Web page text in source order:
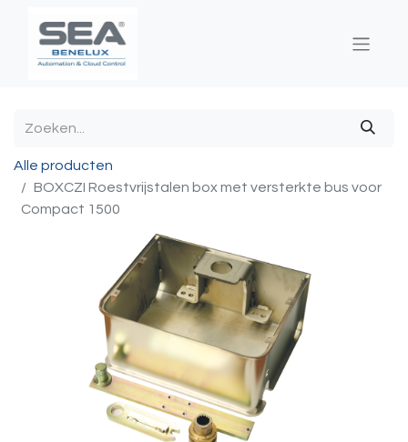
Alle producten
BOXCZI Roestvrijstalen box met versterkte bus voor
Compact 1500